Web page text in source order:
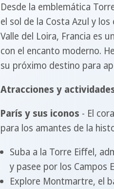
Desde la emblemática
el sol de la Costa Azul y
Valle del Loira, Francia es
con el encanto moderno.
su próximo destino para
Atracciones y
París y sus iconos - El
para los amantes de la
Suba a la Torre Eiffel,
y pasee por los Campos
Explore Montmartre, el